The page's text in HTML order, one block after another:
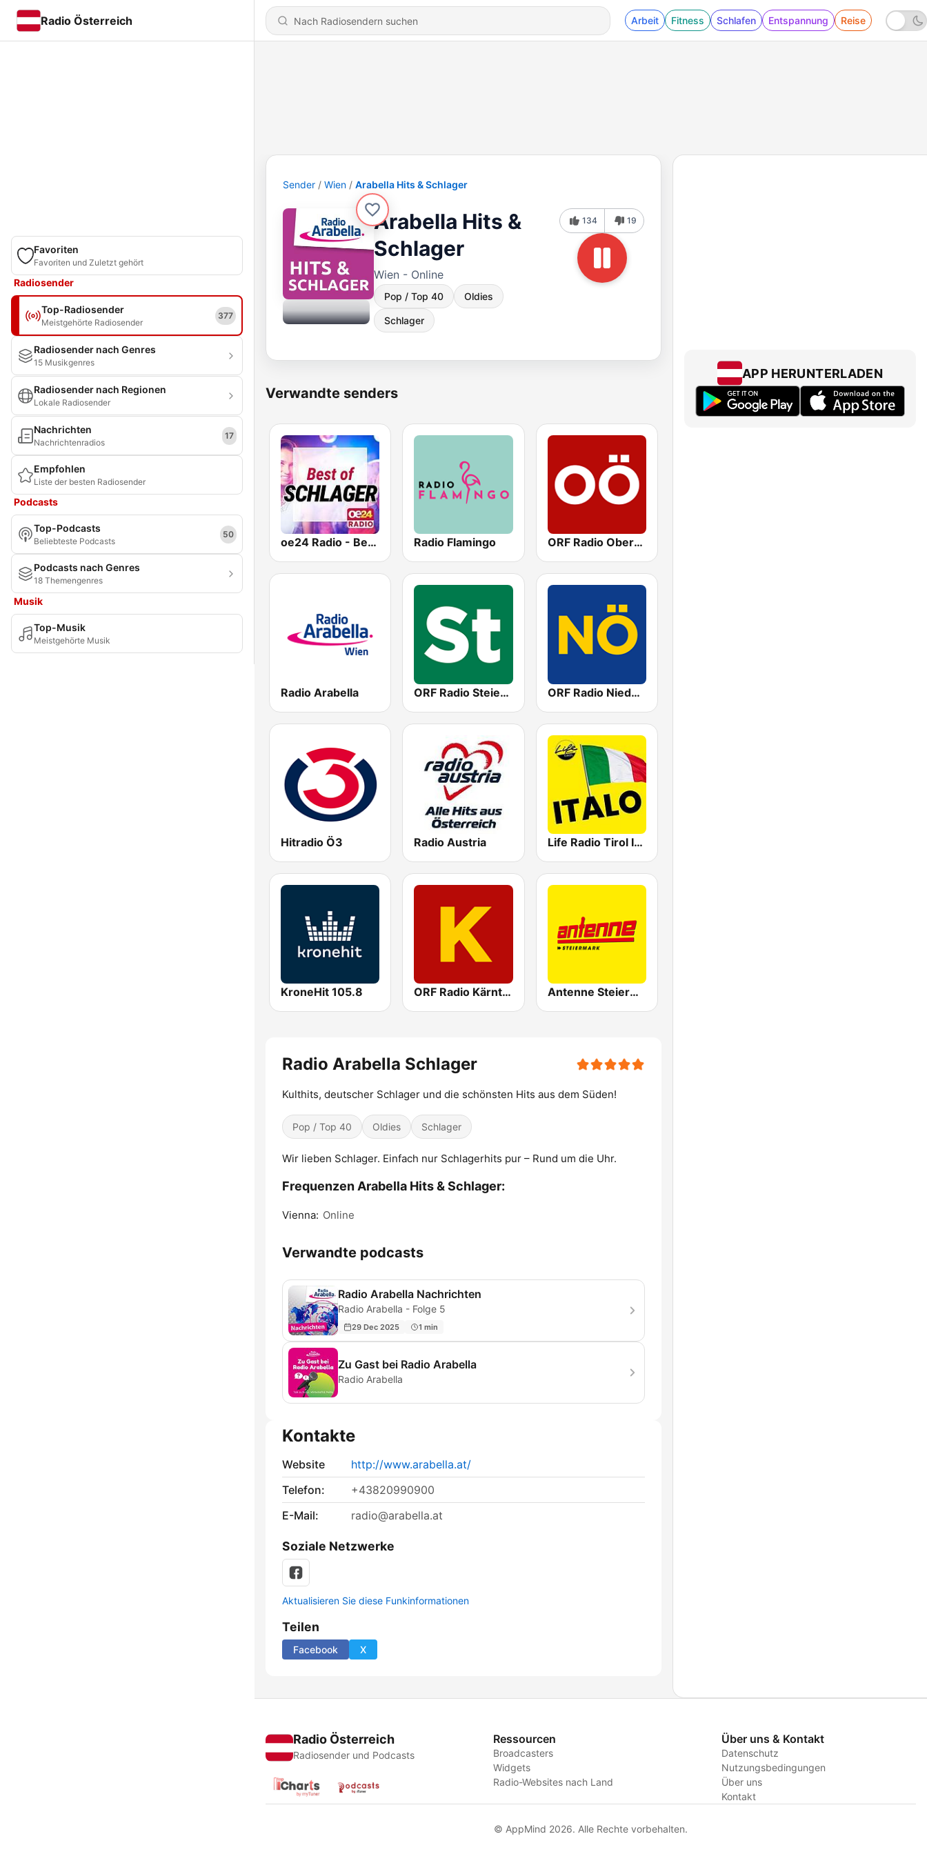
Radio Österreich Arbeit Fitness Schlafen Entspannung Reise
Favoriten
Favoriten und Zuletzt gehört
Radiosender
Top-Radiosender
Meistgehörte Radiosender
377
Radiosender nach Genres
15 Musikgenres
Radiosender nach Regionen
Lokale Radiosender
Nachrichten
Nachrichtenradios
17
Empfohlen
Liste der besten Radiosender
Podcasts
Top-Podcasts
Beliebteste Podcasts
50
Podcasts nach Genres
18 Themengenres
Musik
Top-Musik
Meistgehörte Musik
Sender Wien Arabella Hits & Schlager
Arabella Hits &
Schlager
Wien - Online
Pop / Top 40 Oldies
Schlager
134 19
Verwandte senders
oe24 Radio - Best of Schlager Radio Flamingo ORF Radio Oberösterreich
Radio Arabella ORF Radio Steiermark ORF Radio Niederösterreich
Hitradio Ö3 Radio Austria Life Radio Tirol Italo
KroneHit 105.8 ORF Radio Kärnten Antenne Steiermark
Radio Arabella Schlager
Kulthits, deutscher Schlager und die schönsten Hits aus dem Süden!
Pop / Top 40 Oldies Schlager
Wir lieben Schlager. Einfach nur Schlagerhits pur – Rund um die Uhr.
Frequenzen Arabella Hits & Schlager:
Vienna: Online
Verwandte podcasts
Radio Arabella Nachrichten
Radio Arabella - Folge 5
29 Dec 2025 1 min
Zu Gast bei Radio Arabella
Radio Arabella
Kontakte
Website
http://www.arabella.at/
Telefon:
+43820990900
E-Mail:
radio@arabella.at
Soziale Netzwerke
Aktualisieren Sie diese Funkinformationen
Teilen
Facebook X
APP HERUNTERLADEN
Radio Österreich
Radiosender und Podcasts
Ressourcen
Broadcasters
Widgets
Radio-Websites nach Land
Über uns & Kontakt
Datenschutz
Nutzungsbedingungen
Über uns
Kontakt
© AppMind 2026. Alle Rechte vorbehalten.